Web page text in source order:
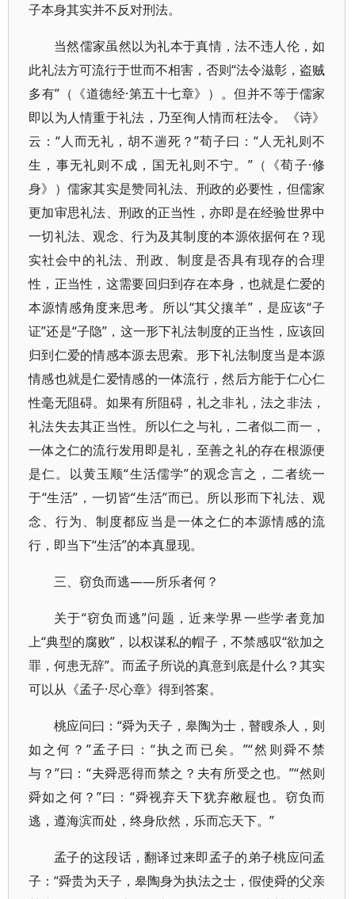
子本身其实并不反对刑法。
当然儒家虽然以为礼本于真情，法不违人伦，如
此礼法方可流行于世而不相害，否则“法令滋彰，盗贼
多有”（《道德经·第五十七章》）。但并不等于儒家
即以为人情重于礼法，乃至徇人情而枉法令。《诗》
云：“人而无礼，胡不遄死？”荀子曰：“人无礼则不
生，事无礼则不成，国无礼则不宁。”（《荀子·修
身》）儒家其实是赞同礼法、刑政的必要性，但儒家
更加审思礼法、刑政的正当性，亦即是在经验世界中
一切礼法、观念、行为及其制度的本源依据何在？现
实社会中的礼法、刑政、制度是否具有现存的合理
性，正当性，这需要回归到存在本身，也就是仁爱的
本源情感角度来思考。所以“其父攘羊”，是应该“子
证”还是“子隐”，这一形下礼法制度的正当性，应该回
归到仁爱的情感本源去思索。形下礼法制度当是本源
情感也就是仁爱情感的一体流行，然后方能于仁心仁
性毫无阻碍。如果有所阻碍，礼之非礼，法之非法，
礼法失去其正当性。所以仁之与礼，二者似二而一，
一体之仁的流行发用即是礼，至善之礼的存在根源便
是仁。以黄玉顺“生活儒学”的观念言之，二者统一
于“生活”，一切皆“生活”而已。所以形而下礼法、观
念、行为、制度都应当是一体之仁的本源情感的流
行，即当下“生活”的本真显现。
三、窃负而逃——所乐者何？
关于“窃负而逃”问题，近来学界一些学者竟加
上“典型的腐败”，以权谋私的帽子，不禁感叹“欲加之
罪，何患无辞”。而孟子所说的真意到底是什么？其实
可以从《孟子·尽心章》得到答案。
桃应问曰：“舜为天子，皋陶为士，瞽瞍杀人，则
如之何？”孟子曰：“执之而已矣。”“然则舜不禁
与？”曰：“夫舜恶得而禁之？夫有所受之也。”“然则
舜如之何？”曰：“舜视弃天下犹弃敝屣也。窃负而
逃，遵海滨而处，终身欣然，乐而忘天下。”
孟子的这段话，翻译过来即孟子的弟子桃应问孟
子：“舜贵为天子，皋陶身为执法之士，假使舜的父亲